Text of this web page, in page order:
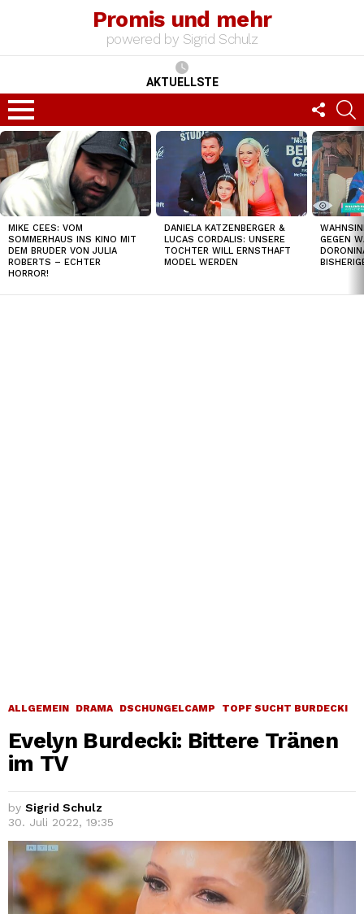
Promis und mehr
powered by Sigrid Schulz
AKTUELLSTE
Menu
US
TOP
NEWS
MIKE CEES: VOM
SOMMERHAUS INS KINO MIT
DEM BRUDER VON JULIA
ROBERTS – ECHTER
HORROR!
DANIELA KATZENBERGER &
LUCAS CORDALIS: UNSERE
TOCHTER WILL ERNSTHAFT
MODEL WERDEN
GEGEN
ALLGEMEIN DRAMA DSCHUNGELCAMP TOPF SUCHT BURDECKI
Evelyn Burdecki: Bittere Tränen
im TV
by Sigrid Schulz
30. Juli 2022, 19:35